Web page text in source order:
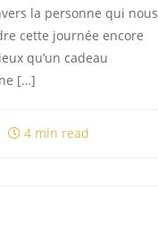
la personne qui nous
cette journée encore
qu’un cadeau
[…]
4 min read